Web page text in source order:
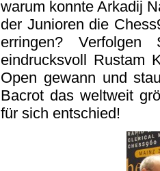
warum konnte Arkadij
der Junioren die
erringen?
eindrucksvoll Rustam
Open gewann und
Bacrot das weltweit
für sich entschied!